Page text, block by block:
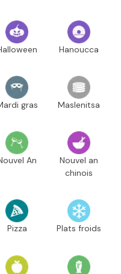
Hanoucca
gras Maslenitsa
An
Nouvel an
chinois
Pizza Plats froids